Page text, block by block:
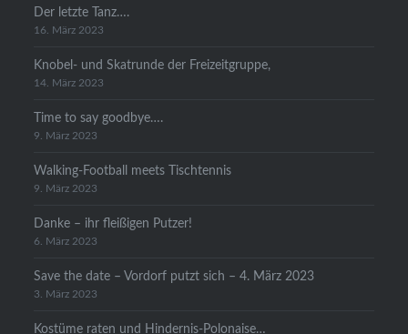
Der letzte Tanz….
16. März 2023
Knobel- und Skatrunde der Freizeitgruppe,
14. März 2023
Time to say goodbye….
9. März 2023
Walking-Football meets Tischtennis
9. März 2023
Danke – ihr fleißigen Putzer!
6. März 2023
Save the date – Vordorf putzt sich – 4. März 2023
3. März 2023
Kostüme raten und Hindernis-Polonaise…